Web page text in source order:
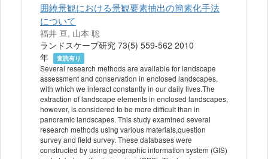
囲繞景観における景観要素抽出の簡素化手法
について
福井 亘, 山本 聡
ランドスケープ研究 73(5) 559-562 2010
年
査読有り
Several research methods are available for landscape
assessment and conservation in enclosed landscapes,
with which we interact constantly in our daily lives.The
extraction of landscape elements in enclosed landscapes,
however, is considered to be more difficult than in
panoramic landscapes. This study examined several
research methods using various materials,question
survey and field survey. These databases were
constructed by using geographic information system (GIS)